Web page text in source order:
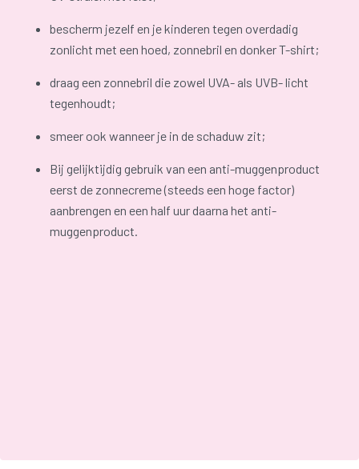
bescherm jezelf en je kinderen tegen overdadig
zonlicht met een hoed, zonnebril en donker T-shirt;
draag een zonnebril die zowel UVA- als UVB- licht
tegenhoudt;
smeer ook wanneer je in de schaduw zit;
Bij gelijktijdig gebruik van een anti-muggenproduct
eerst de zonnecreme (steeds een hoge factor)
aanbrengen en een half uur daarna het anti-
muggenproduct.